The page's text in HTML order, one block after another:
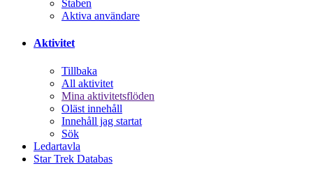
Staben
Aktiva användare
Aktivitet
Tillbaka
All aktivitet
Mina aktivitetsflöden
Oläst innehåll
Innehåll jag startat
Sök
Ledartavla
Star Trek Databas